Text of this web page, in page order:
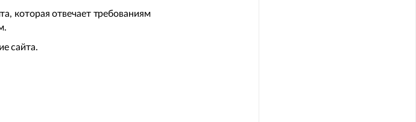
которая отвечает требованиям
сайта.